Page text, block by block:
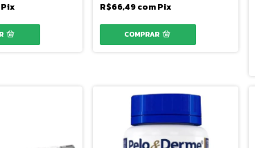
Pix
R$66,49comPix